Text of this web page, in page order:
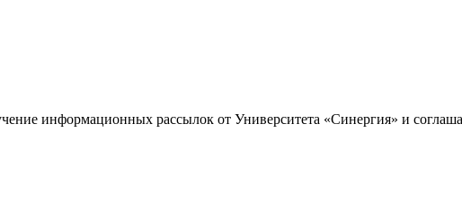
информационных рассылок от Университета «Синергия» и